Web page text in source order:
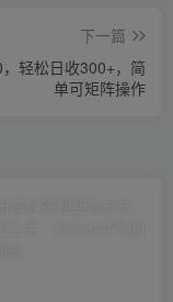
下一篇
轻松日收300+，简
单可矩阵操作